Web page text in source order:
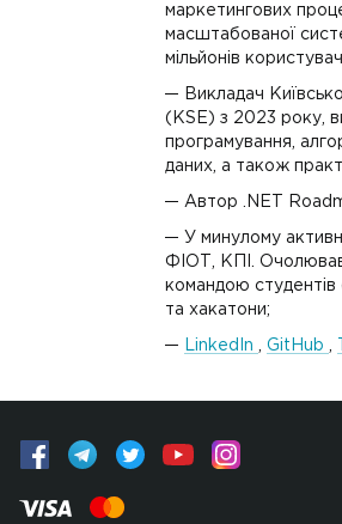
маркетингових
масштабованої
мільйонів
Викладач
(KSE) з 2023 року,
програмування,
даних, а також
Автор .NET
У минулому
ФІОТ, КПІ. Очолював
командою студентів
та хакатони;
LinkedIn GitHub